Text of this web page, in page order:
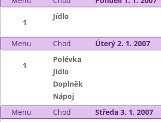
1
Jídlo
Menu Chod Úterý 2. 1. 2007
1
Polévka
Jídlo
Doplněk
Nápoj
Menu
Chod Středa 3. 1. 2007